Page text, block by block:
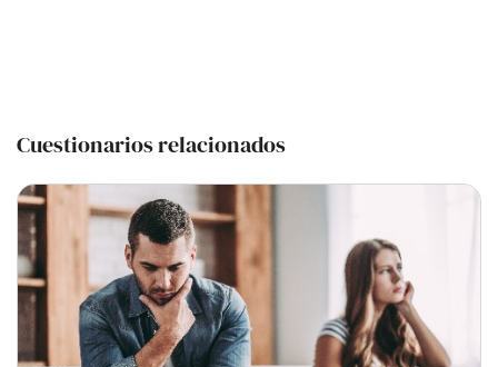
Cuestionarios relacionados